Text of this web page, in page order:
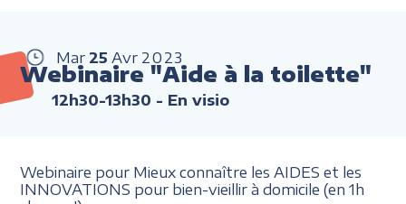
Mar 25 Avr 2023
Webinaire "Aide à la toilette"
12h30-13h30 - En visio
Webinaire pour Mieux connaître les AIDES et les
INNOVATIONS pour bien-vieillir à domicile (en 1h